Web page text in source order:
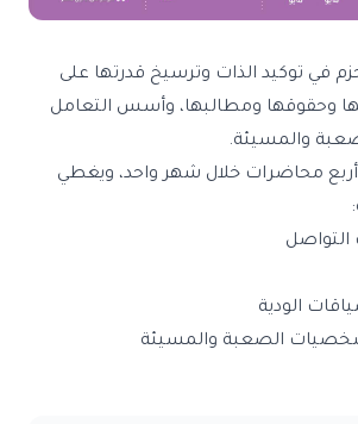
في توكيد الذات وترسيخ قدرتها على
وحقوقها ومطالبها، وأسس التعامل
والمسيئة.
محاضرات خلال شهر واحد، ويغطي
الودية
الصعبة والمسيئة